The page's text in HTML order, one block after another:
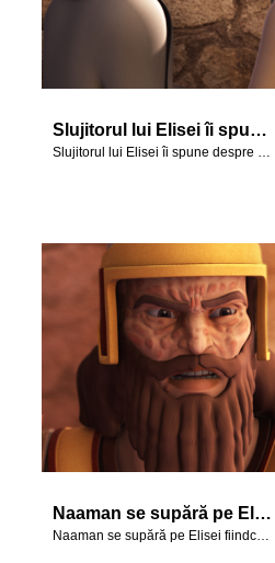
Slujitorul lui Elisei îi spune despre vizita lui Naaman la rege.
Slujitorul lui Elisei îi spune despre vizita lui Naaman la rege.
Naaman se supără pe Elisei fiindcă nu a venit personal la el.
Naaman se supără pe Elisei fiindcă nu a venit personal la el.